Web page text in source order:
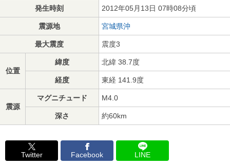
発生時刻 2012年05月13日 07時08分頃
震源地 宮城県沖
最大震度 震度3
位置
緯度 北緯 38.7度
経度 東経 141.9度
震源
マグニチュード M4.0
深さ 約60km
Twitter Facebook LINE